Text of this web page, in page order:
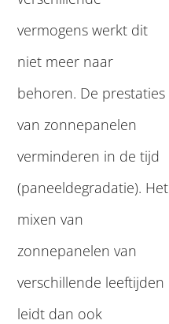
vermogens werkt dit
niet meer naar
behoren. De prestaties
van zonnepanelen
verminderen in de tijd
(paneeldegradatie). Het
mixen van
zonnepanelen van
verschillende leeftijden
leidt dan ook